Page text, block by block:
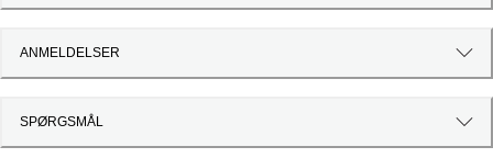
ANMELDELSER
SPØRGSMÅL